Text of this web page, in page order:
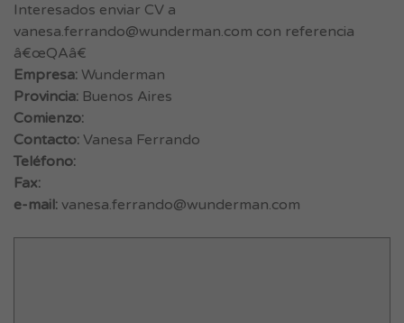
Interesados enviar CV a
vanesa.ferrando@wunderman.com con referencia
â€œQAâ€
Empresa: Wunderman
Provincia: Buenos Aires
Comienzo:
Contacto: Vanesa Ferrando
Teléfono:
Fax:
e-mail: vanesa.ferrando@wunderman.com